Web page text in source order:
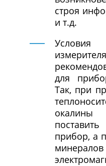
строя
и т.д.
для
Так, при
прибор, а